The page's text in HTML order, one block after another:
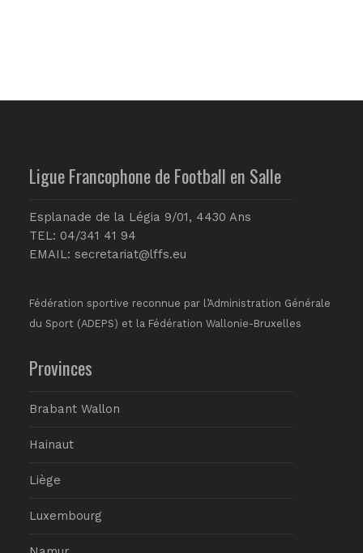
Ligue Francophone de Football en Salle
Esplanade de la Légia 9/01, 4430 Ans
TEL: 04/341 41 94
EMAIL: secretariat@lffs.eu
Fédération sportive reconnue par l’Administration Générale
du Sport (ADEPS) et la Fédération Wallonie-Bruxelles
Provinces
Brabant Wallon
Hainaut
Liège
Luxembourg